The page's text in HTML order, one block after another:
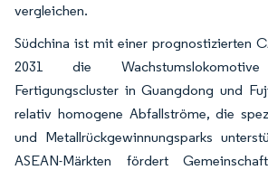
vergleichen.
Südchina ist mit einer prognostizierten
2031 die
Fertigungscluster in Guangdong und
relativ homogene Abfallströme, die
und Metallrückgewinnungsparks
ASEAN-Märkten fördert